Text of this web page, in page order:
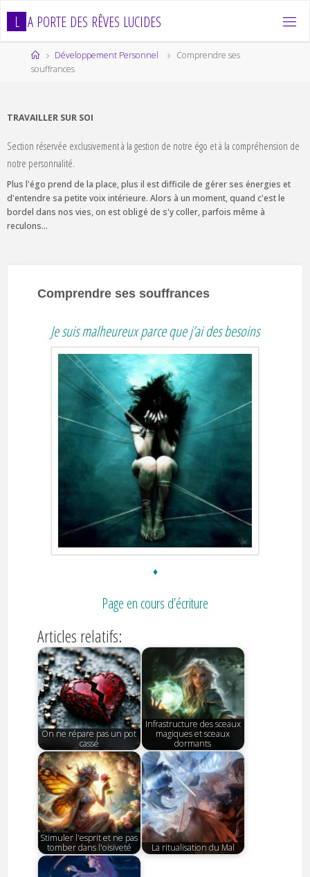
L A PORTE DES RÊVES LUCIDES
HomeDéveloppement Personnel
Comprendre ses
souffrances
TRAVAILLER SUR SOI
Section réservée exclusivement à la gestion de notre égo et à la compréhension de
notre personnalité.
Plus l'égo prend de la place, plus il est difficile de gérer ses énergies et
d'entendre sa petite voix intérieure. Alors à un moment, quand c'est le
bordel dans nos vies, on est obligé de s'y coller, parfois même à
reculons...
Comprendre ses souffrances
Je suis malheureux parce que j’ai des besoins
♦
Page en cours d’écriture
Articles relatifs:
On ne répare pas un pot
cassé
Infrastructure des sceaux
magiques et sceaux
dormants
Stimuler l'esprit et ne pas
tomber dans l'oisiveté
La ritualisation du Mal